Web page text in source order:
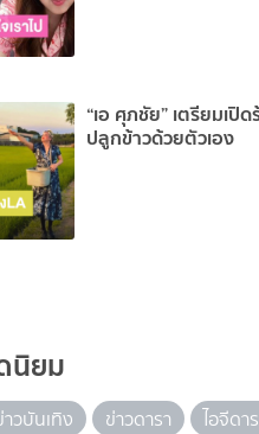
“เอ ศุภชัย” เตรียมเปิ
ปลูกข้าวด้วยตัวเอง
นิยม
าวบันเทิง ข่าวดารา
ไอจีดา